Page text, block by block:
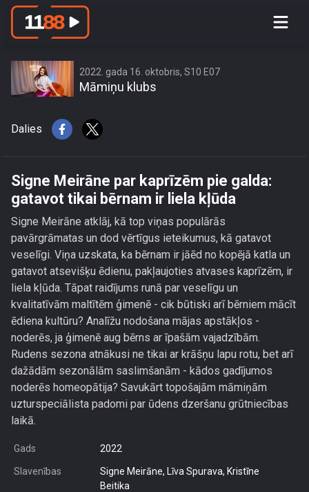
Signe Meirāne par kaprīzēm pie galda:
2022. gada 16. oktobris, S10 E07
Māmiņu klubs
Dalies
Signe Meirāne par kaprīzēm pie galda:
gatavot tikai bērnam ir liela kļūda
Signe Meirāne atklāj, kā top viņas populārās
pavārgrāmatas un dod vērtīgus ieteikumus, kā gatavot
veselīgi. Viņa uzskata, ka bērnam ir jāēd no kopējā katla un
gatavot atsevišķu ēdienu, pakļaujoties atvases kaprīzēm, ir
liela kļūda. Tāpat raidījums runā par veselīgu un
kvalitatīvām maltītēm ģimenē - cik būtiski arī bērniem mācīt
ēdiena kultūru? Analīžu nodošana mājas apstākļos -
noderēs, ja ģimenē aug bērns ar īpašām vajadzībām.
Rudens sezona atnākusi ne tikai ar krāšņu lapu rotu, bet arī
dažādām sezonālām saslimšanām - kādos gadījumos
noderēs homeopātija? Savukārt topošajām māmiņām
uzturspeciālista padomi par ūdens dzeršanu grūtniecības
laikā.
Gads 2022
Slavenības
Signe Meirāne, Līva Spurava, Kristīne
Beitika